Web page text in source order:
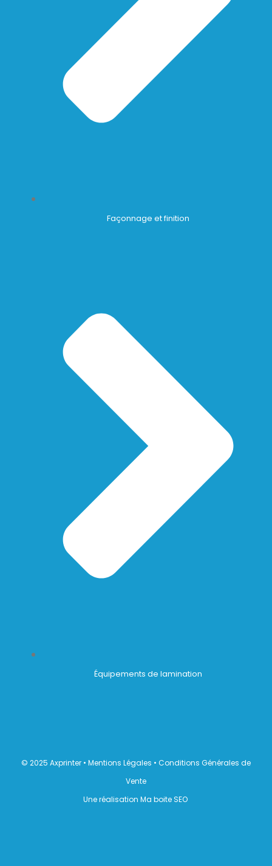
Façonnage et finition
Équipements de lamination
© 2025 Axprinter • Mentions Légales • Conditions Générales de
Vente
Une réalisation Ma boite SEO